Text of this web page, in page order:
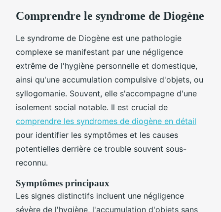
Comprendre le syndrome de Diogène
Le syndrome de Diogène est une pathologie
complexe se manifestant par une négligence
extrême de l'hygiène personnelle et domestique,
ainsi qu'une accumulation compulsive d'objets, ou
syllogomanie. Souvent, elle s'accompagne d'une
isolement social notable. Il est crucial de
comprendre les syndromes de diogène en détail
pour identifier les symptômes et les causes
potentielles derrière ce trouble souvent sous-
reconnu.
Symptômes principaux
Les signes distinctifs incluent une négligence
sévère de l'hygiène, l'accumulation d'objets sans